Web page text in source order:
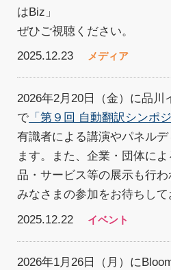
はBiz」
ぜひご視聴ください。
2025.12.23
メディア
2026年2月20日（金）に品川
で 「第９回 自動翻訳シンポジ
有識者による講演やパネル
ます。また、企業・団体に
品・サービス等の展示も行わ
みなさまの参加をお待ちして
2025.12.22
イベント
2026年1月26日（月）に